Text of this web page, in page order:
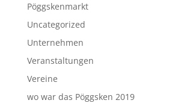
Pöggskenmarkt
Uncategorized
Unternehmen
Veranstaltungen
Vereine
wo war das Pöggsken 2019